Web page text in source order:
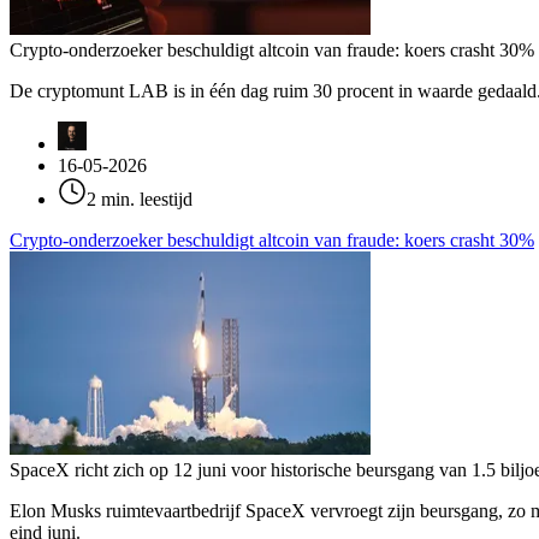
Crypto-onderzoeker beschuldigt altcoin van fraude: koers crasht 30%
De cryptomunt LAB is in één dag ruim 30 procent in waarde
16-05-2026
2 min. leestijd
Crypto-onderzoeker beschuldigt altcoin van fraude: koers crasht 30%
SpaceX richt zich op 12 juni voor historische beursgang van 1.5
Elon Musks ruimtevaartbedrijf SpaceX vervroegt zijn beursgang, zo
eind juni.